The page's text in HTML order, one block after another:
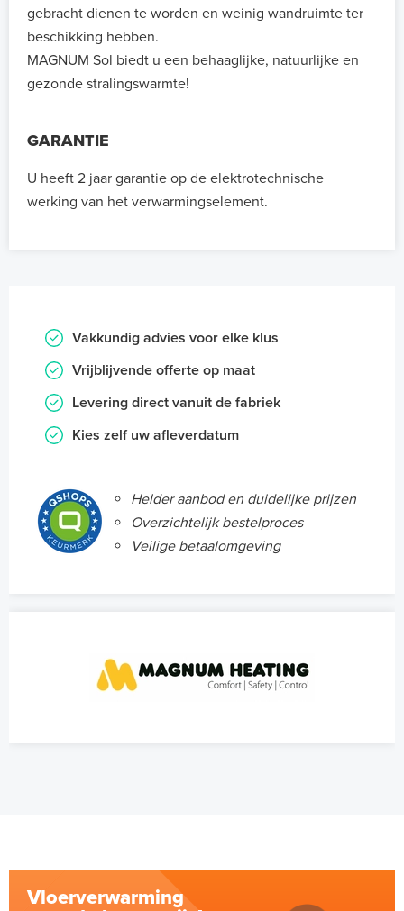
gebracht dienen te worden en weinig wandruimte ter
beschikking hebben.
MAGNUM Sol biedt u een behaaglijke, natuurlijke en
gezonde stralingswarmte!
GARANTIE
U heeft 2 jaar garantie op de elektrotechnische
werking van het verwarmingselement.
Vakkundig advies voor elke klus
Vrijblijvende offerte op maat
Levering direct vanuit de fabriek
Kies zelf uw afleverdatum
Helder aanbod en duidelijke prijzen
Overzichtelijk bestelproces
Veilige betaalomgeving
Vloerverwarming